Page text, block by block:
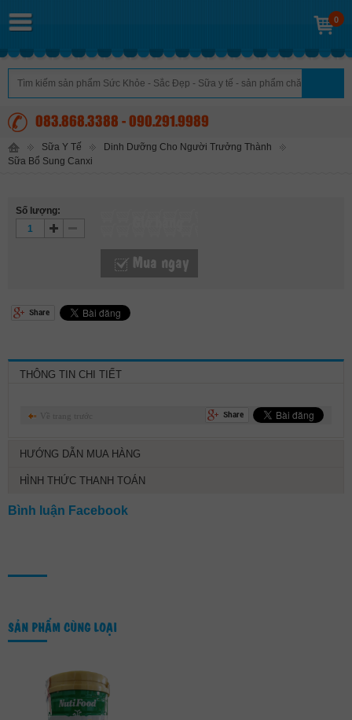
0
083.868.3388 - 090.291.9989
Sữa Y Tế
Dinh Dưỡng Cho Người Trưởng Thành
Sữa Bổ Sung Canxi
Số lượng:
Mua ngay
THÔNG TIN CHI TIẾT
Về trang trước
HƯỚNG DẪN MUA HÀNG
HÌNH THỨC THANH TOÁN
Bình luận Facebook
SẢN PHẨM CÙNG LOẠI